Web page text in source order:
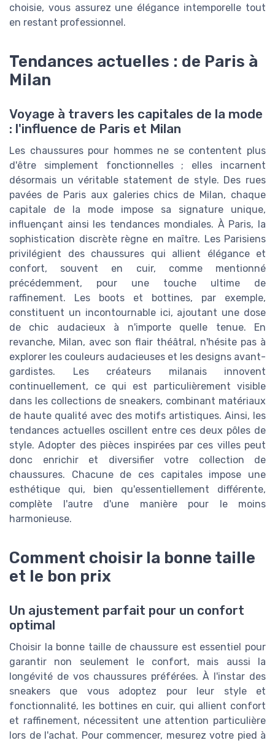
choisie, vous assurez une élégance intemporelle tout
en restant professionnel.
Tendances actuelles : de Paris à
Milan
Voyage à travers les capitales de la mode
: l'influence de Paris et Milan
Les chaussures pour hommes ne se contentent plus
d'être simplement fonctionnelles ; elles incarnent
désormais un véritable statement de style. Des rues
pavées de Paris aux galeries chics de Milan, chaque
capitale de la mode impose sa signature unique,
influençant ainsi les tendances mondiales. À Paris, la
sophistication discrète règne en maître. Les Parisiens
privilégient des chaussures qui allient élégance et
confort, souvent en cuir, comme mentionné
précédemment, pour une touche ultime de
raffinement. Les boots et bottines, par exemple,
constituent un incontournable ici, ajoutant une dose
de chic audacieux à n'importe quelle tenue. En
revanche, Milan, avec son flair théâtral, n'hésite pas à
explorer les couleurs audacieuses et les designs avant-
gardistes. Les créateurs milanais innovent
continuellement, ce qui est particulièrement visible
dans les collections de sneakers, combinant matériaux
de haute qualité avec des motifs artistiques. Ainsi, les
tendances actuelles oscillent entre ces deux pôles de
style. Adopter des pièces inspirées par ces villes peut
donc enrichir et diversifier votre collection de
chaussures. Chacune de ces capitales impose une
esthétique qui, bien qu'essentiellement différente,
complète l'autre d'une manière pour le moins
harmonieuse.
Comment choisir la bonne taille
et le bon prix
Un ajustement parfait pour un confort
optimal
Choisir la bonne taille de chaussure est essentiel pour
garantir non seulement le confort, mais aussi la
longévité de vos chaussures préférées. À l'instar des
sneakers que vous adoptez pour leur style et
fonctionnalité, les bottines en cuir, qui allient confort
et raffinement, nécessitent une attention particulière
lors de l'achat. Pour commencer, mesurez votre pied à